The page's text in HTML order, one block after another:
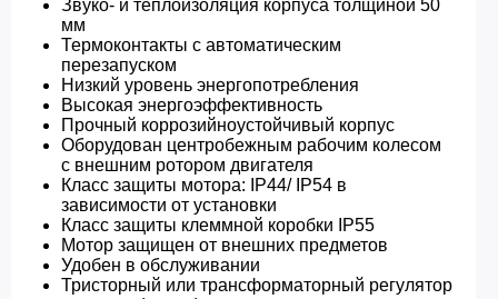
Звуко- и теплоизоляция корпуса толщиной 50
мм
Термоконтакты с автоматическим
перезапуском
Низкий уровень энергопотребления
Высокая энергоэффективность
Прочный коррозийноустойчивый корпус
Оборудован центробежным рабочим колесом
с внешним ротором двигателя
Класс защиты мотора: IP44/ IP54 в
зависимости от установки
Класс защиты клеммной коробки IP55
Мотор защищен от внешних предметов
Удобен в обслуживании
Тристорный или трансформаторный регулятор